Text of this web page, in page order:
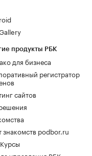
продукты РБК
для бизнеса
регистратор
сайтов
знакомств podbor.ru